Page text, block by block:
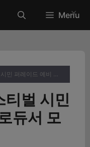
Menu
2025 조아용 페스티벌 시민 퍼레이드 예비 프로듀서 모집 방법 총정리
벌 시민
듀서 모
✕